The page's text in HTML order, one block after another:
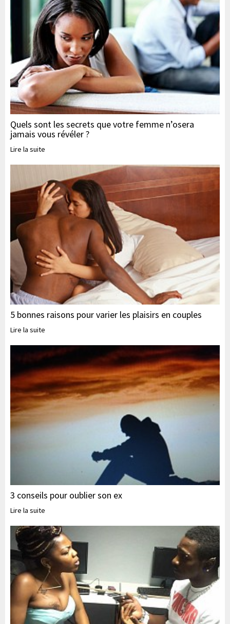
Quels sont les secrets que votre femme n’osera
jamais vous révéler ?
Lire la suite
5 bonnes raisons pour varier les plaisirs en couples
Lire la suite
3 conseils pour oublier son ex
Lire la suite